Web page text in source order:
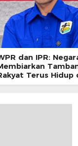
dan IPR:
Terus Hidup